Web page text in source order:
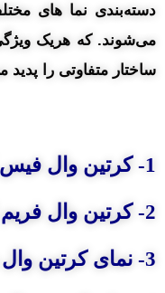
دسته‌بندی نما های
می‌شوند. که هریک
ساختار متفاوتی را پدید
1- کرتین وال فیس کپ ( face cap )
2- کرتین وال فریم لس ( frameless )
3- نمای کرتین وال سمی فریم لس